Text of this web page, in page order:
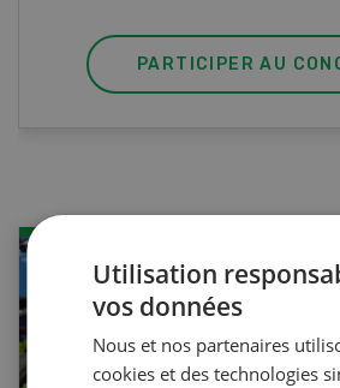
PARTICIPER AU
Utilisation
vos données
Nous et nos partenaires
cookies et des technologies